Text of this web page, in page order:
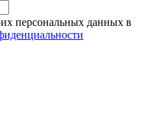
персональных данных в